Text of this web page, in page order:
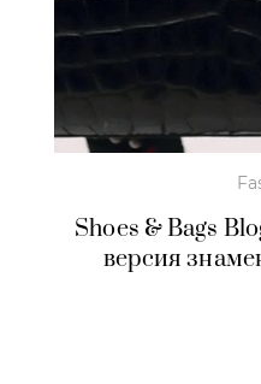
Shoes & Bags
версия